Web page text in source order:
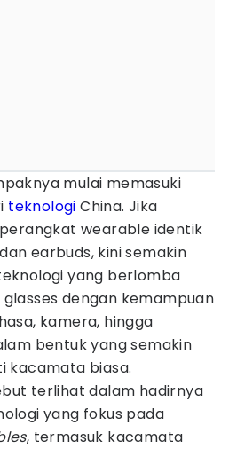
mulai memasuki
teknologi China. Jika
wearable identik
earbuds, kini semakin
yang berlomba
dengan kemampuan
kamera, hingga
bentuk yang semakin
kacamata biasa.
terlihat dalam hadirnya
yang fokus pada
, termasuk kacamata